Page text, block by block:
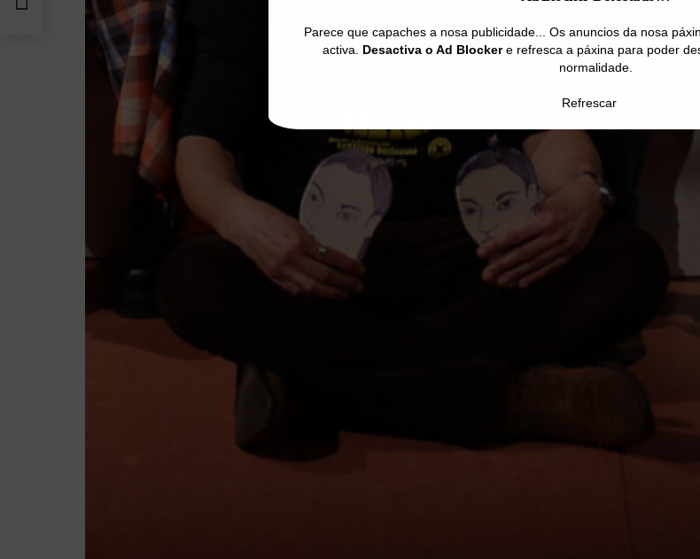
Parece que capaches a nosa publicidade... Os anuncios da nosa
activa. Desactiva o Ad Blockere refresca a páxina para poder
normalidade.
Refrescar